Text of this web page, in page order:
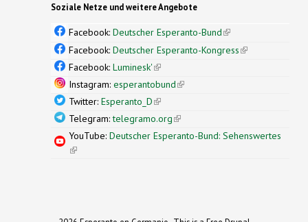
Soziale Netze und weitere Angebote
Facebook: Deutscher Esperanto-Bund(link is
external)
Facebook: Deutscher Esperanto-Kongress(link is
Facebook: Luminesk'(link is external)
Instagram: esperantobund(link is external)
Twitter: Esperanto_D(link is external)
Telegram:telegramo.org(link is external)
YouTube: Deutscher Esperanto-Bund: Sehenswertes
(link is external)